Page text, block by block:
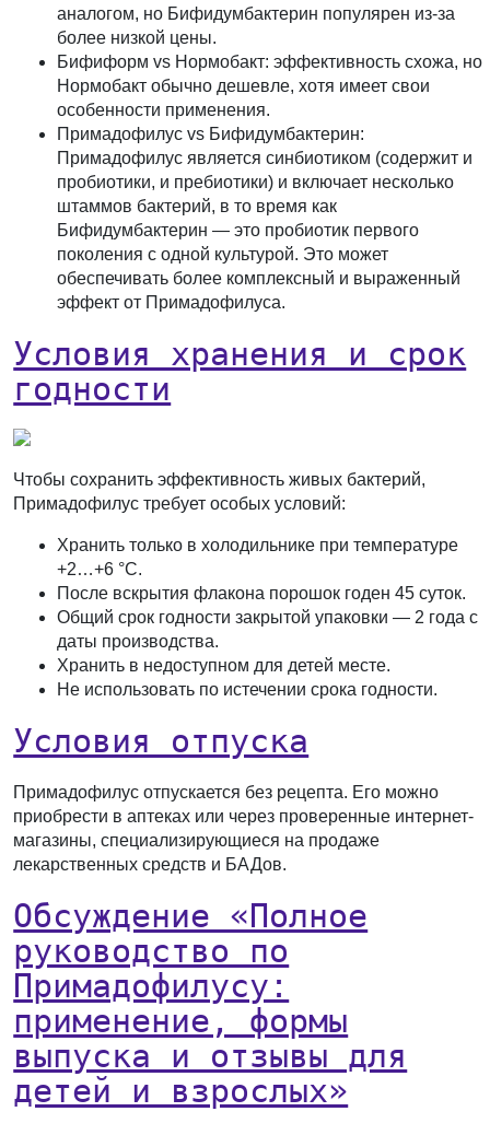
аналогом, но Бифидумбактерин популярен из-за
более низкой цены.
Бифиформ vs Нормобакт: эффективность схожа, но
Нормобакт обычно дешевле, хотя имеет свои
особенности применения.
Примадофилус vs Бифидумбактерин:
Примадофилус является синбиотиком (содержит и
пробиотики, и пребиотики) и включает несколько
штаммов бактерий, в то время как
Бифидумбактерин — это пробиотик первого
поколения с одной культурой. Это может
обеспечивать более комплексный и выраженный
эффект от Примадофилуса.
Условия хранения и срок
годности
Чтобы сохранить эффективность живых бактерий,
Примадофилус требует особых условий:
Хранитьтолько в холодильнике при температуре
+2…+6 °C.
После вскрытия флакона порошок годен 45 суток.
Общий срок годности закрытой упаковки — 2 года с
даты производства.
Хранить в недоступном для детей месте.
Не использовать по истечении срока годности.
Условия отпуска
Примадофилус отпускается без рецепта. Его можно
приобрести в аптеках или через проверенные интернет-
магазины, специализирующиеся на продаже
лекарственных средств и БАДов.
Обсуждение «Полное
руководство по
Примадофилусу:
применение, формы
выпуска и отзывы для
детей и взрослых»